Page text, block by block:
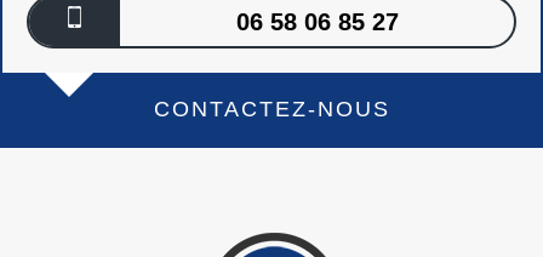
06 58 06 85 27
CONTACTEZ-NOUS